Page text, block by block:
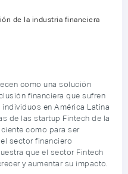
de la industria financiera
como una solución
financiera que sufren
en América Latina
de las startup Fintech de la
como para ser
sector financiero
que el sector Fintech
y aumentar su impacto.